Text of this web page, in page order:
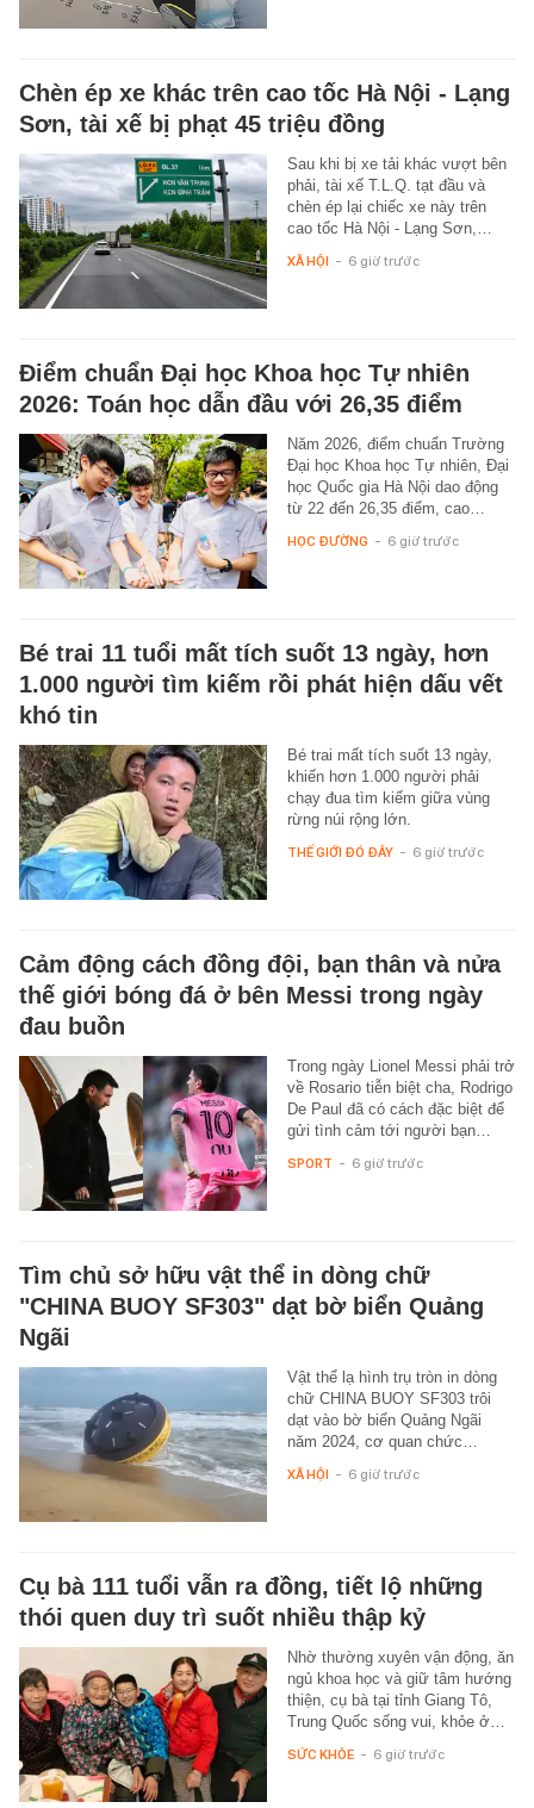
Chèn ép xe khác trên cao tốc Hà Nội - Lạng
Sơn, tài xế bị phạt 45 triệu đồng
Sau khi bị xe tải khác vượt bên
phải, tài xế T.L.Q. tạt đầu và
chèn ép lại chiếc xe này trên
cao tốc Hà Nội - Lạng Sơn,…
XÃ HỘI - 6 giờ trước
Điểm chuẩn Đại học Khoa học Tự nhiên
2026: Toán học dẫn đầu với 26,35 điểm
Năm 2026, điểm chuẩn Trường
Đại học Khoa học Tự nhiên, Đại
học Quốc gia Hà Nội dao động
từ 22 đến 26,35 điểm, cao…
HỌC ĐƯỜNG - 6 giờ trước
Bé trai 11 tuổi mất tích suốt 13 ngày, hơn
1.000 người tìm kiếm rồi phát hiện dấu vết
khó tin
Bé trai mất tích suốt 13 ngày,
khiến hơn 1.000 người phải
chạy đua tìm kiếm giữa vùng
rừng núi rộng lớn.
THẾ GIỚI ĐÓ ĐÂY - 6 giờ trước
Cảm động cách đồng đội, bạn thân và nửa
thế giới bóng đá ở bên Messi trong ngày
đau buồn
Trong ngày Lionel Messi phải trở
về Rosario tiễn biệt cha, Rodrigo
De Paul đã có cách đặc biệt để
gửi tình cảm tới người bạn…
SPORT - 6 giờ trước
Tìm chủ sở hữu vật thể in dòng chữ
"CHINA BUOY SF303" dạt bờ biển Quảng
Ngãi
Vật thể lạ hình trụ tròn in dòng
chữ CHINA BUOY SF303 trôi
dạt vào bờ biển Quảng Ngãi
năm 2024, cơ quan chức…
XÃ HỘI - 6 giờ trước
Cụ bà 111 tuổi vẫn ra đồng, tiết lộ những
thói quen duy trì suốt nhiều thập kỷ
Nhờ thường xuyên vận động, ăn
ngủ khoa học và giữ tâm hướng
thiện, cụ bà tại tỉnh Giang Tô,
Trung Quốc sống vui, khỏe ở…
SỨC KHỎE - 6 giờ trước